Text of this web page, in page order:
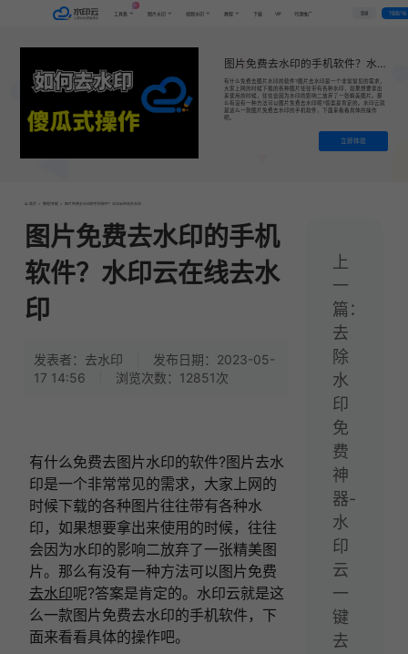
工具集
AI
图片水印 视频水印 教程 下载 VIP 代理推广 登录 下载客户端
图片免费去水印的手机软件？水印云在线去水印
有什么免费去图片水印的软件?图片去水印是一个非常常见的需求，
大家上网的时候下载的各种图片往往带有各种水印，如果想要拿出
来使用的时候，往往会因为水印的影响二放弃了一张精美图片。那
么有没有一种方法可以图片免费去水印呢?答案是肯定的。水印云就
是这么一款图片免费去水印的手机软件，下面来看看具体的操作
吧。
立即体验
首页 > 教程|专题 > 图片免费去水印的手机软件？水印云在线去水印
图片免费去水印的手机
软件？水印云在线去水
印
发表者：去水印
发布日期：2023-05-
17 14:56
浏览次数：12851次
有什么免费去图片水印的软件?图片去水
印是一个非常常见的需求，大家上网的
时候下载的各种图片往往带有各种水
印，如果想要拿出来使用的时候，往往
会因为水印的影响二放弃了一张精美图
片。那么有没有一种方法可以图片免费
去水印呢?答案是肯定的。水印云就是这
么一款图片免费去水印的手机软件，下
面来看看具体的操作吧。
上
一
篇：
去
除
水
印
免
费
神
器-
水
印
云
一
键
去